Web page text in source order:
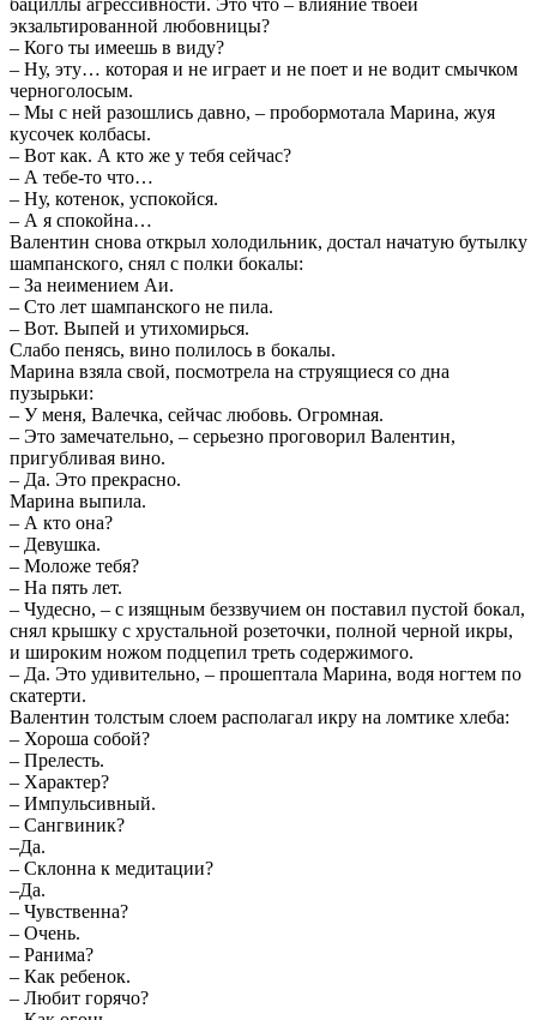
бациллы агрессивности. Это что – влияние твоей
экзальтированной любовницы?
– Кого ты имеешь в виду?
– Ну, эту… которая и не играет и не поет и не водит смычком
черноголосым.
– Мы с ней разошлись давно, – пробормотала Марина, жуя
кусочек колбасы.
– Вот как. А кто же у тебя сейчас?
– А тебе-то что…
– Ну, котенок, успокойся.
– А я спокойна…
Валентин снова открыл холодильник, достал начатую бутылку
шампанского, снял с полки бокалы:
– За неимением Аи.
– Сто лет шампанского не пила.
– Вот. Выпей и утихомирься.
Слабо пенясь, вино полилось в бокалы.
Марина взяла свой, посмотрела на струящиеся со дна
пузырьки:
– У меня, Валечка, сейчас любовь. Огромная.
– Это замечательно, – серьезно проговорил Валентин,
пригубливая вино.
– Да. Это прекрасно.
Марина выпила.
– А кто она?
– Девушка.
– Моложе тебя?
– На пять лет.
– Чудесно, – с изящным беззвучием он поставил пустой бокал,
снял крышку с хрустальной розеточки, полной черной икры,
и широким ножом подцепил треть содержимого.
– Да. Это удивительно, – прошептала Марина, водя ногтем по
скатерти.
Валентин толстым слоем располагал икру на ломтике хлеба:
– Хороша собой?
– Прелесть.
– Характер?
– Импульсивный.
– Сангвиник?
–Да.
– Склонна к медитации?
–Да.
– Чувственна?
– Очень.
– Ранима?
– Как ребенок.
– Любит горячо?